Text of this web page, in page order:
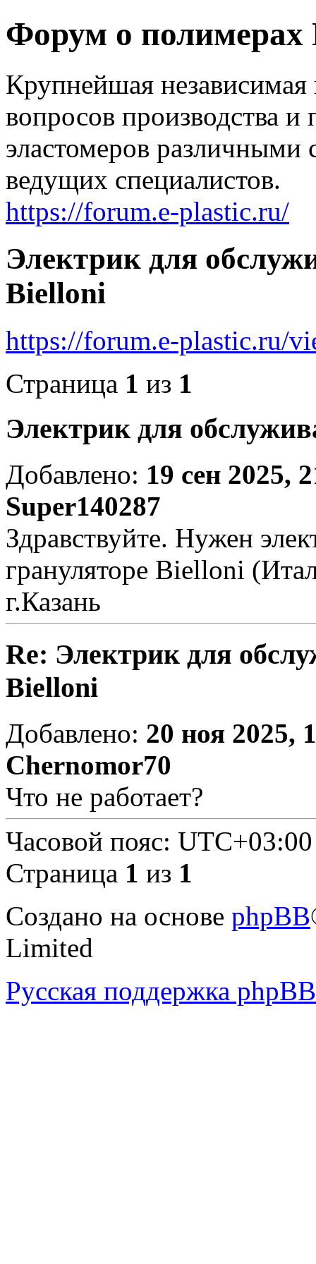
Форум о полимерах
Крупнейшая
вопросов производства и
эластомеров
ведущих специалистов.
https://forum.e-plastic.ru/
Электрик для
Bielloni
https://forum.e-plastic.ru/
Страница 1 из 1
Электрик для
Добавлено: 19 сен 2025,
Super140287
Здравствуйте. Нужен
грануляторе Bielloni
г.Казань
Re: Электрик для
Bielloni
Добавлено: 20 ноя 2025,
Chernomor70
Что не работает?
Часовой пояс: UTC+03:00
Страница 1 из 1
Создано на основе phpBB
Limited
Русская поддержка phpBB